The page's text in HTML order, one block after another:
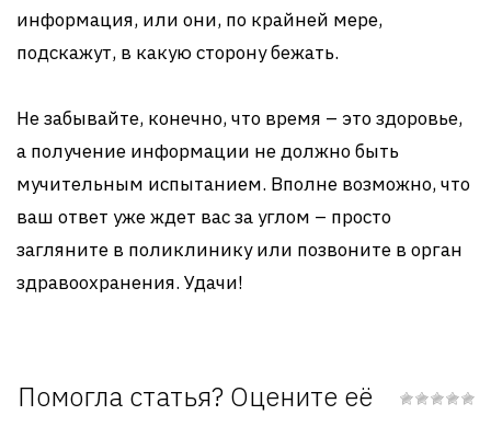
информация, или они, по крайней мере,
подскажут, в какую сторону бежать.
Не забывайте, конечно, что время – это здоровье,
а получение информации не должно быть
мучительным испытанием. Вполне возможно, что
ваш ответ уже ждет вас за углом – просто
загляните в поликлинику или позвоните в орган
здравоохранения. Удачи!
Помогла статья? Оцените её